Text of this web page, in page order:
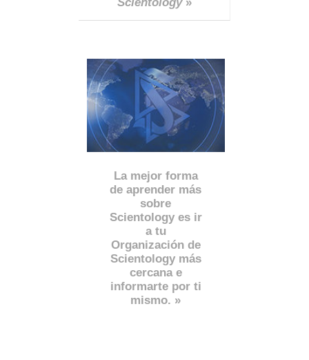
La mejor forma
de aprender más
sobre
Scientology es ir
a tu
Organización de
Scientology más
cercana e
informarte por ti
mismo. »